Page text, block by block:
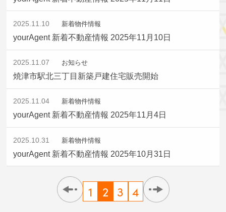
2025.11.10 新着物件情報
yourAgent 新着不動産情報 2025年11月10日
2025.11.07 お知らせ
焼津市駅北三丁目新築戸建住宅販売開始
2025.11.04 新着物件情報
yourAgent 新着不動産情報 2025年11月4日
2025.10.31 新着物件情報
yourAgent 新着不動産情報 2025年10月31日
1 2 3 4